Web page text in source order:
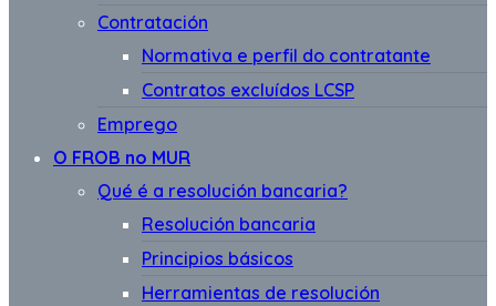
Contratación
Normativa e perfil do contratante
Contratos excluídos LCSP
Emprego
O FROB no MUR
Qué é a resolución bancaria?
Resolución bancaria
Principios básicos
Herramientas de resolución